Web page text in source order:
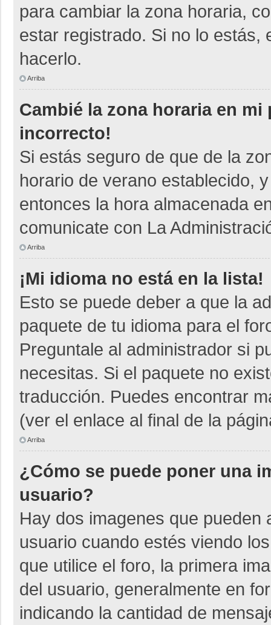
para cambiar la zona horaria,
estar registrado. Si no lo estás,
hacerlo.
Arriba
Cambié la zona horaria en
incorrecto!
Si estás seguro de que de la
horario de verano establecido,
entonces la hora almacenada
comunicate con La
Arriba
¡Mi idioma no está en la lista!
Esto se puede deber a que la
paquete de tu idioma para el
Preguntale al administrador si
necesitas. Si el paquete no
traducción. Puedes encontrar
(ver el enlace al final de la
Arriba
¿Cómo se puede poner una
usuario?
Hay dos imagenes que
usuario cuando estés viendo
que utilice el foro, la primera
del usuario, generalmente en
indicando la cantidad de